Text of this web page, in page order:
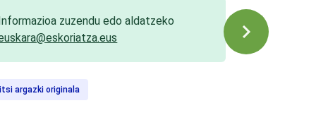
zuzendu edo aldatzeko
argazki originala